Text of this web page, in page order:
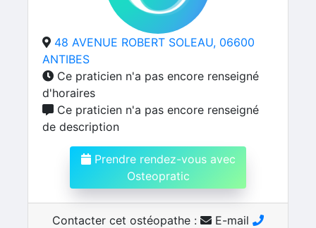
48 AVENUE ROBERT SOLEAU, 06600
ANTIBES
Ce praticien n'a pas encore renseigné
d'horaires
Ce praticien n'a pas encore renseigné
de description
Prendre rendez-vous avec
Osteopratic
Contacter cet ostéopathe :
E-mail